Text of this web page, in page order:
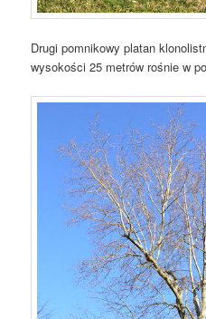
Drugi pomnikowy platan
wysokości 25 metrów rośnie w